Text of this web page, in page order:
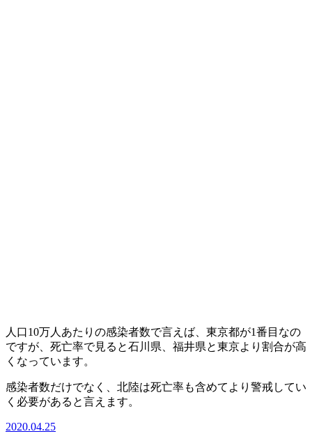
人口10万人あたりの感染者数で言えば、東京都が1番目なの
ですが、死亡率で見ると石川県、福井県と東京より割合が高
くなっています。
感染者数だけでなく、北陸は死亡率も含めてより警戒してい
く必要があると言えます。
2020.04.25